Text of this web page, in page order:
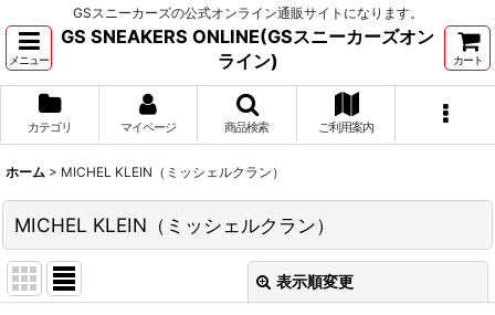
GSスニーカーズの公式オンライン通販サイトになります。
メニュー
GS SNEAKERS ONLINE(GSスニーカーズオン
ライン)
カート
カテゴリ マイページ 商品検索 ご利用案内
ホーム > MICHEL KLEIN（ミッシェルクラン）
MICHEL KLEIN（ミッシェルクラン）
表示順変更